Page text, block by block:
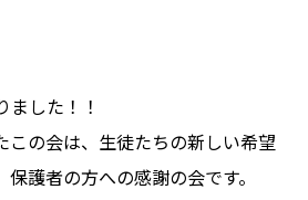
した！！
この会は、生徒たちの新しい希望
護者の方への感謝の会です。